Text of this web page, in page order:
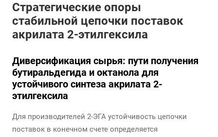
Стратегические опоры
стабильной цепочки поставок
акрилата 2-этилгексила
Диверсификация сырья: пути получения
бутиральдегида и октанола для
устойчивого синтеза акрилата 2-
этилгексила
Для производителей 2-ЭГА устойчивость цепочки
поставок в конечном счете определяется